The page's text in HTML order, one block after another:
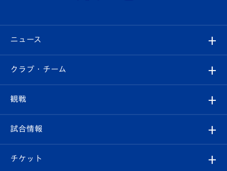
ニュース
すべて
クラブ
試合情報
クラブ・チーム
クラブ概要
観戦
観戦ルール
試合情報
試合日程/結果
チケット